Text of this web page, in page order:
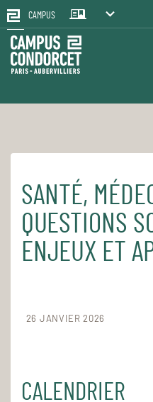
CAMPUS
Accueil Pour le quotidien
SANTÉ,
QUESTIONS
ENJEUX ET
26 JANVIER 2026
CALENDRIER